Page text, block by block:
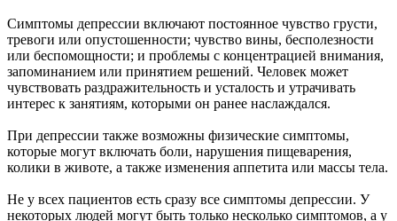
Симптомы депрессии включают постоянное чувство грусти,
тревоги или опустошенности; чувство вины, бесполезности
или беспомощности; и проблемы с концентрацией внимания,
запоминанием или принятием решений. Человек может
чувствовать раздражительность и усталость и утрачивать
интерес к занятиям, которыми он ранее наслаждался.
При депрессии также возможны физические симптомы,
которые могут включать боли, нарушения пищеварения,
колики в животе, а также изменения аппетита или массы тела.
Не у всех пациентов есть сразу все симптомы депрессии. У
некоторых людей могут быть только несколько симптомов, а у